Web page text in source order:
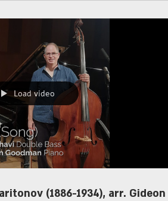
Load video
(1886-1934), arr. Gideon